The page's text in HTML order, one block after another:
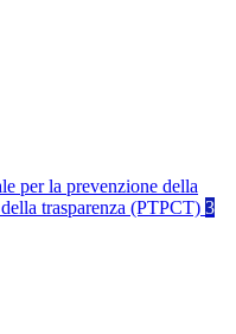
per la prevenzione della
trasparenza (PTPCT) 3